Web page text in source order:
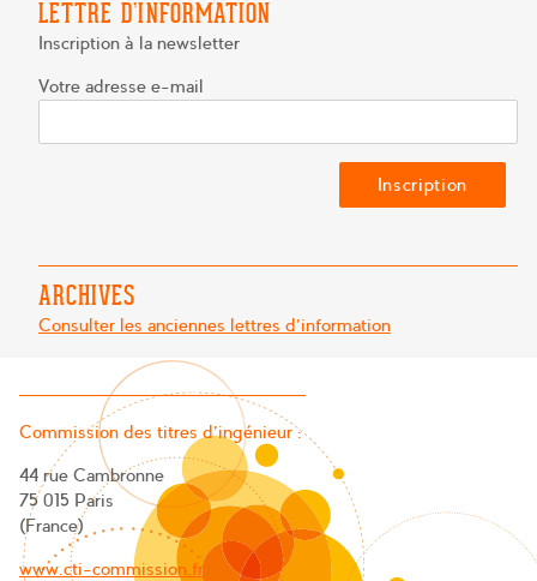
LETTRE D’INFORMATION
Inscription à la newsletter
Votre adresse e-mail
ARCHIVES
Consulter les anciennes lettres d'information
Commission des titres d’ingénieur :
44 rue Cambronne
75 015 Paris
(France)
www.cti-commission.fr